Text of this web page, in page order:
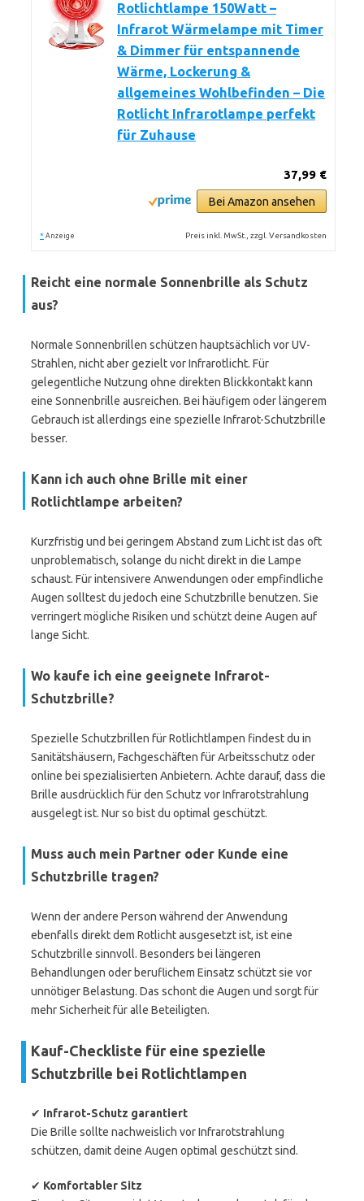
Rotlichtlampe 150Watt –
Infrarot Wärmelampe mit Timer
& Dimmer für entspannende
Wärme, Lockerung &
allgemeines Wohlbefinden – Die
Rotlicht Infrarotlampe perfekt
für Zuhause
37,99 €
Bei Amazon ansehen
* Anzeige Preis inkl. MwSt., zzgl. Versandkosten
Reicht eine normale Sonnenbrille als Schutz
aus?
Normale Sonnenbrillen schützen hauptsächlich vor UV-
Strahlen, nicht aber gezielt vor Infrarotlicht. Für
gelegentliche Nutzung ohne direkten Blickkontakt kann
eine Sonnenbrille ausreichen. Bei häufigem oder längerem
Gebrauch ist allerdings eine spezielle Infrarot-Schutzbrille
besser.
Kann ich auch ohne Brille mit einer
Rotlichtlampe arbeiten?
Kurzfristig und bei geringem Abstand zum Licht ist das oft
unproblematisch, solange du nicht direkt in die Lampe
schaust. Für intensivere Anwendungen oder empfindliche
Augen solltest du jedoch eine Schutzbrille benutzen. Sie
verringert mögliche Risiken und schützt deine Augen auf
lange Sicht.
Wo kaufe ich eine geeignete Infrarot-
Schutzbrille?
Spezielle Schutzbrillen für Rotlichtlampen findest du in
Sanitätshäusern, Fachgeschäften für Arbeitsschutz oder
online bei spezialisierten Anbietern. Achte darauf, dass die
Brille ausdrücklich für den Schutz vor Infrarotstrahlung
ausgelegt ist. Nur so bist du optimal geschützt.
Muss auch mein Partner oder Kunde eine
Schutzbrille tragen?
Wenn der andere Person während der Anwendung
ebenfalls direkt dem Rotlicht ausgesetzt ist, ist eine
Schutzbrille sinnvoll. Besonders bei längeren
Behandlungen oder beruflichem Einsatz schützt sie vor
unnötiger Belastung. Das schont die Augen und sorgt für
mehr Sicherheit für alle Beteiligten.
Kauf-Checkliste für eine spezielle
Schutzbrille bei Rotlichtlampen
✔ Infrarot-Schutz garantiert
Die Brille sollte nachweislich vor Infrarotstrahlung
schützen, damit deine Augen optimal geschützt sind.
✔ Komfortabler Sitz